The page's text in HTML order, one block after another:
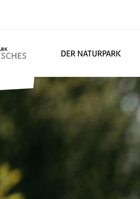
DER NATURPARK